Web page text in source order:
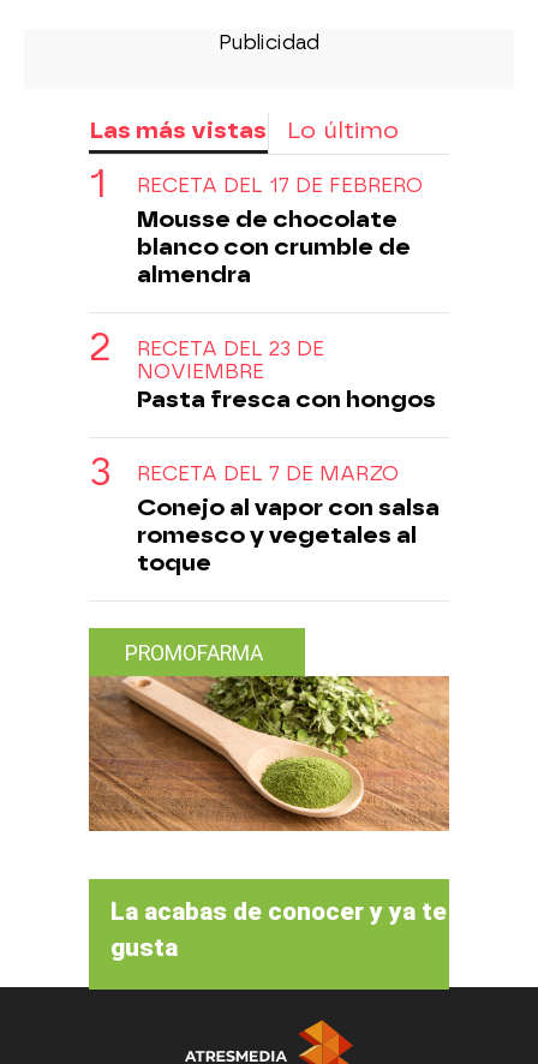
Las más vistas Lo último
RECETA DEL 17 DE FEBRERO
Mousse de chocolate
blanco con crumble de
almendra
RECETA DEL 23 DE
NOVIEMBRE
Pasta fresca con hongos
RECETA DEL 7 DE MARZO
Conejo al vapor con salsa
romesco y vegetales al
toque
PROMOFARMA
La acabas de conocer y ya te
gusta